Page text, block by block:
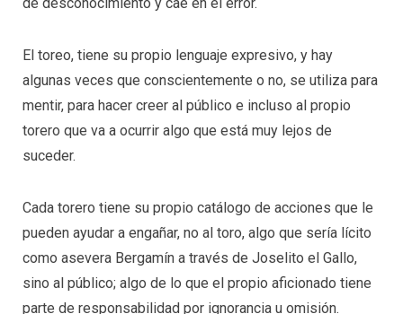
de desconocimiento y cae en el error.
El toreo, tiene su propio lenguaje expresivo, y hay
algunas veces que conscientemente o no, se utiliza para
mentir, para hacer creer al público e incluso al propio
torero que va a ocurrir algo que está muy lejos de
suceder.
Cada torero tiene su propio catálogo de acciones que le
pueden ayudar a engañar, no al toro, algo que sería lícito
como asevera Bergamín a través de Joselito el Gallo,
sino al público; algo de lo que el propio aficionado tiene
parte de responsabilidad por ignorancia u omisión.